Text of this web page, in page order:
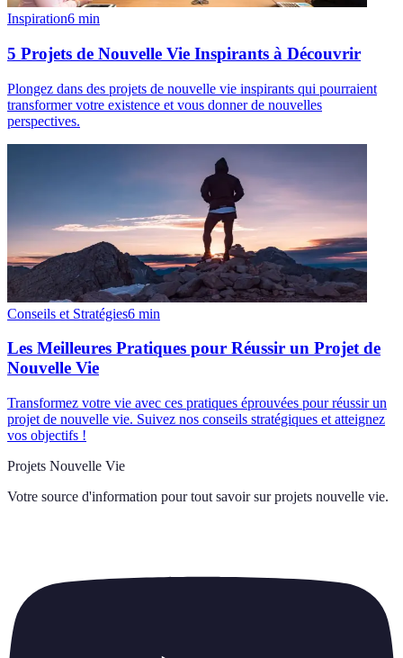
Inspiration6 min
5 Projets de Nouvelle Vie Inspirants à Découvrir
Plongez dans des projets de nouvelle vie inspirants qui pourraient
transformer votre existence et vous donner de nouvelles
perspectives.
Conseils et Stratégies6 min
Les Meilleures Pratiques pour Réussir un Projet de
Nouvelle Vie
Transformez votre vie avec ces pratiques éprouvées pour réussir un
projet de nouvelle vie. Suivez nos conseils stratégiques et atteignez
vos objectifs !
Projets Nouvelle Vie
Votre source d'information pour tout savoir sur projets nouvelle vie.